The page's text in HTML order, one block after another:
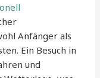
Anfänger als
Ein Besuch in
und